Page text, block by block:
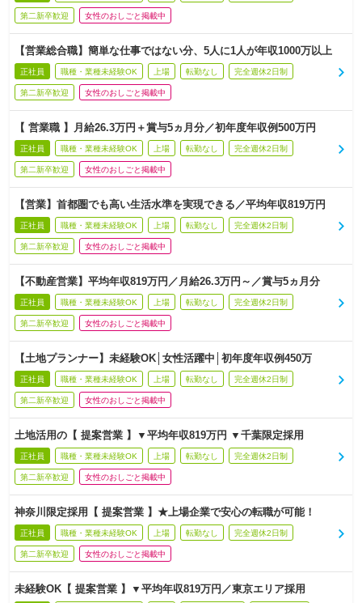
第二新卒歓迎 女性のおしごと掲載中
【営業総合職】簡単な仕事ではない分、5人に1人が年収1000万以上
正社員 職種・業種未経験OK 上場 転勤なし 完全週休2日制
第二新卒歓迎 女性のおしごと掲載中
【 営業職 】月給26.3万円＋賞与5ヵ月分／初年度年収例500万円
正社員 職種・業種未経験OK 上場 転勤なし 完全週休2日制
第二新卒歓迎 女性のおしごと掲載中
【営業】首都圏でも高い生活水準を実現できる／平均年収819万円
正社員 職種・業種未経験OK 上場 転勤なし 完全週休2日制
第二新卒歓迎 女性のおしごと掲載中
【不動産営業】平均年収819万円／月給26.3万円～／賞与5ヵ月分
正社員 職種・業種未経験OK 上場 転勤なし 完全週休2日制
第二新卒歓迎 女性のおしごと掲載中
【土地プランナー】未経験OK│女性活躍中│初年度年収例450万
正社員 職種・業種未経験OK 上場 転勤なし 完全週休2日制
第二新卒歓迎 女性のおしごと掲載中
土地活用の【 提案営業 】▼平均年収819万円 ▼千葉限定採用
正社員 職種・業種未経験OK 上場 転勤なし 完全週休2日制
第二新卒歓迎 女性のおしごと掲載中
神奈川限定採用【 提案営業 】★上場企業で安心の転職が可能！
正社員 職種・業種未経験OK 上場 転勤なし 完全週休2日制
第二新卒歓迎 女性のおしごと掲載中
未経験OK【 提案営業 】▼平均年収819万円／東京エリア採用